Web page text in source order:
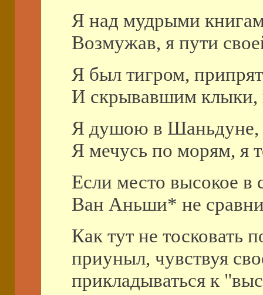
Я над мудрыми
Возмужав, я пути
Я был тигром,
И скрывавшим
Я душою в Шаньдуне,
Я мечусь по морям, я
Если место высокое в
Ван Аньши* не
Как тут не тосковать
приуныл, чувствуя
прикладываться к